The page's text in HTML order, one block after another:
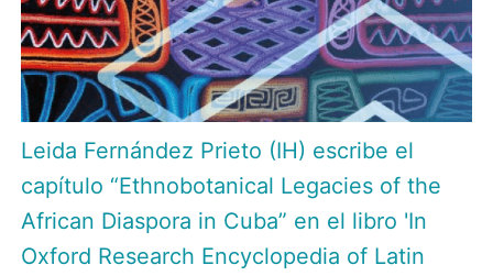
Leida Fernández Prieto (IH) escribe el
capítulo “Ethnobotanical Legacies of the
African Diaspora in Cuba” en el libro 'In
Oxford Research Encyclopedia of Latin